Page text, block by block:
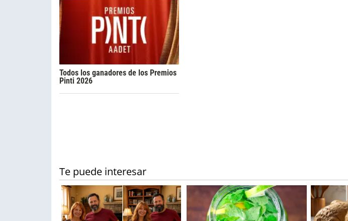
Todos los ganadores de los Premios
Pinti 2026